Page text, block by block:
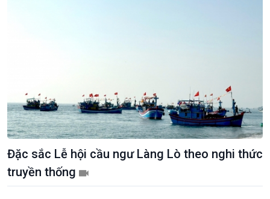
Kinh tế
Tin Kinh tế
Trước giờ mở cửa
Dòng chảy Kinh tế
Nông nghiệp & Biển đảo
Tin Nông nghiệp & Biển
đảo
Đặc sắc Lễ hội cầu ngư Làng Lò theo nghi thức
truyền thống